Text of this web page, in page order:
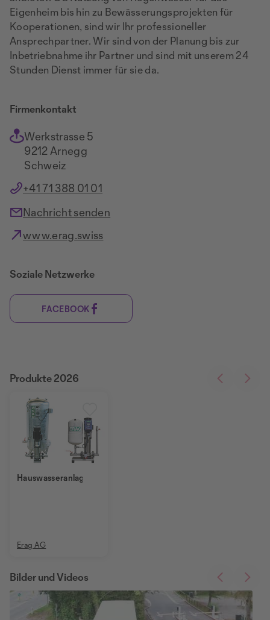
Eigenheim bis hin zu Bewässerungsprojekten für
Kooperationen, sind wir Ihr professioneller
Ansprechpartner. Wir sind von der Planung bis zur
Inbetriebnahme ihr Partner und sind mit unserem 24
Stunden Dienst immer für sie da.
Firmenkontakt
Werkstrasse 5
9212 Arnegg
Schweiz
+41 71 388 01 01
Nachricht senden
www.erag.swiss
Soziale Netzwerke
FACEBOOK
Hauswasseranlagen
Erag AG
Produkte 2026
Bilder und Videos